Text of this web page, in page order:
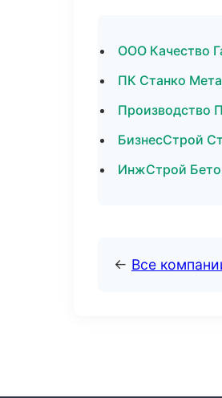
ООО Качество
ПК Станко
Производство
БизнесСтрой
ИнжСтрой
← Все